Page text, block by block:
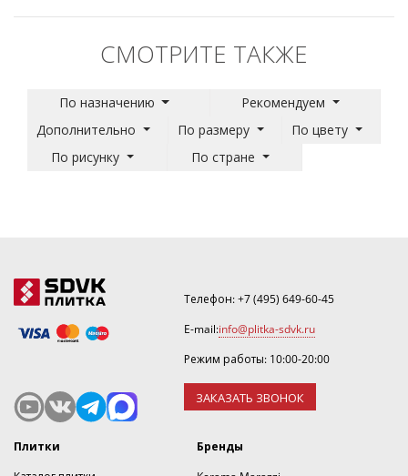
СМОТРИТЕ ТАКЖЕ
По назначению
Рекомендуем
Дополнительно
По размеру
По цвету
По рисунку
По стране
Телефон:+7 (495) 649-60-45
E-mail:info@plitka-sdvk.ru
Режим работы: 10:00-20:00
ЗАКАЗАТЬ ЗВОНОК
Плитки
Бренды